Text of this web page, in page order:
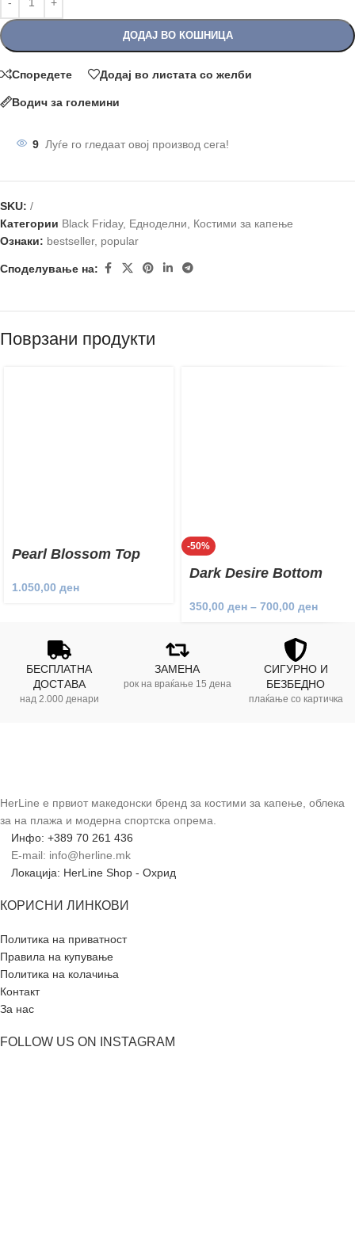
ДОДАЈ ВО КОШНИЦА
Споредете Додај во листата со желби
Водич за големини
9 Луѓе го гледаат овој производ сега!
SKU: /
Категории Black Friday, Едноделни, Костими за капење
Ознаки: bestseller, popular
Споделување на:
Поврзани продукти
Pearl Blossom Top
1.050,00 ден
-50%
Dark Desire Bottom
350,00 ден – 700,00 ден
БЕСПЛАТНА
ДОСТАВА
над 2.000 денари
ЗАМЕНА
рок на враќање 15 дена
СИГУРНО И
БЕЗБЕДНО
плаќање со картичка
HerLine е првиот македонски бренд за костими за капење, облека
за на плажа и модерна спортска опрема.
Инфо: +389 70 261 436
E-mail: info@herline.mk
Локација: HerLine Shop - Охрид
КОРИСНИ ЛИНКОВИ
Политика на приватност
Правила на купување
Политика на колачиња
Контакт
За нас
FOLLOW US ON INSTAGRAM